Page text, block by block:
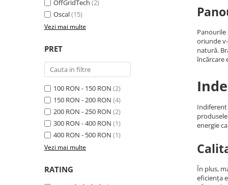
Invertoare Tensiune
Roboti Pornire Auto
UPS Centrale Termice
Stabilizatoare Tensiune
Scule si aparate
Instrumente de masura
Anemometre
Clampmetre
Detectoare
OffGridTech (2)
Oscal(15)
Vezi mai multe
PRET
100 RON - 150 RON (2)
150 RON - 200 RON (4)
200 RON - 250 RON (2)
300 RON - 400 RON (1)
400 RON - 500 RON (1)
Vezi mai multe
RATING
oriunde
natură.
încărcare
Indiferent
energie
În plus,
eficiența